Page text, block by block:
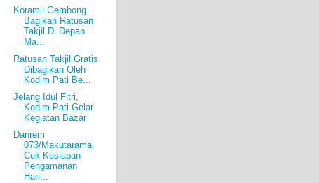
Koramil Gembong
Bagikan Ratusan
Takjil Di Depan
Ma...
Ratusan Takjil Gratis
Dibagikan Oleh
Kodim Pati Be...
Jelang Idul Fitri,
Kodim Pati Gelar
Kegiatan Bazar
Danrem
073/Makutarama
Cek Kesiapan
Pengamanan
Hari...